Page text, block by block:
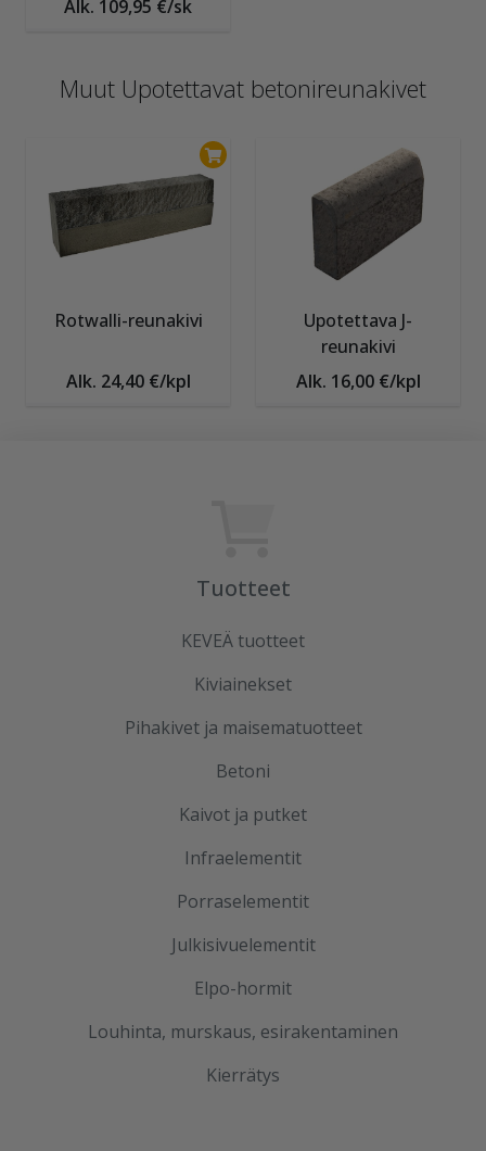
Alk. 109,95 €/sk
Muut Upotettavat betonireunakivet
Rotwalli-reunakivi
Alk. 24,40 €/kpl
Upotettava J-
reunakivi
Alk. 16,00 €/kpl
Tuotteet
KEVEÄ tuotteet
Kiviainekset
Pihakivet ja maisematuotteet
Betoni
Kaivot ja putket
Infraelementit
Porraselementit
Julkisivuelementit
Elpo-hormit
Louhinta, murskaus, esirakentaminen
Kierrätys